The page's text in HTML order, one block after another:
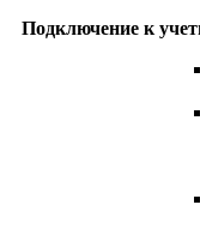
Подключение к